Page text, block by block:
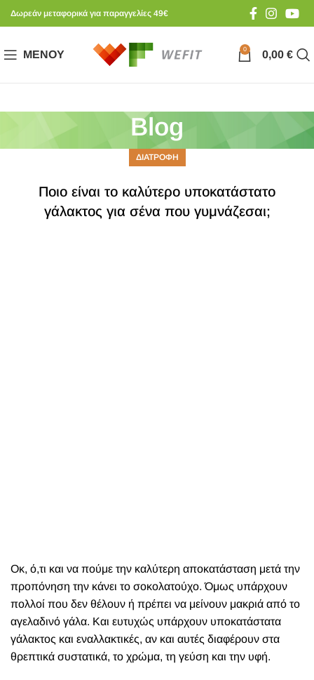
Δωρεάν μεταφορικά για παραγγελίες 49€
ΜΕΝΟΎ 0 0,00 €
Blog
ΔΙΑΤΡΟΦΗ
Ποιο είναι το καλύτερο υποκατάστατο
γάλακτος για σένα που γυμνάζεσαι;
Οκ, ό,τι και να πούμε την καλύτερη αποκατάσταση μετά την
προπόνηση την κάνει το σοκολατούχο. Όμως υπάρχουν
πολλοί που δεν θέλουν ή πρέπει να μείνουν μακριά από το
αγελαδινό γάλα. Και ευτυχώς υπάρχουν υποκατάστατα
γάλακτος και εναλλακτικές, αν και αυτές διαφέρουν στα
θρεπτικά συστατικά, το χρώμα, τη γεύση και την υφή.